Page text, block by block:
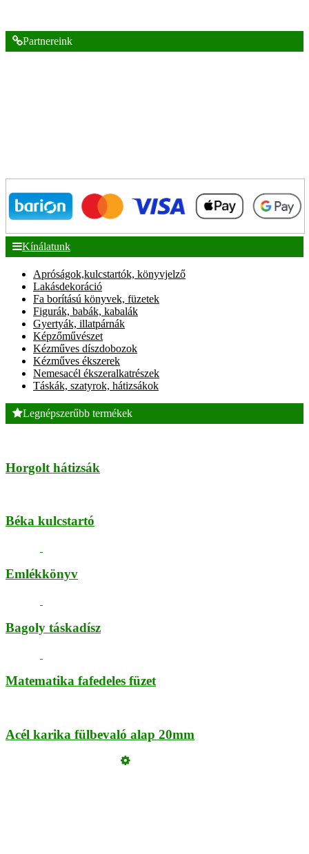
Partnereink
Kínálatunk
Apróságok,kulcstartók, könyvjelző
Lakásdekoráció
Fa borítású könyvek, füzetek
Figurák, babák, kabalák
Gyertyák, illatpárnák
Képzőművészet
Kézműves díszdobozok
Kézműves ékszerek
Nemesacél ékszeralkatrészek
Táskák, szatyrok, hátizsákok
Legnépszerűbb termékek
Horgolt hátizsák
Béka kulcstartó
Emlékkönyv
Bagoly táskadísz
Matematika fafedeles füzet
Acél karika fülbevaló alap 20mm